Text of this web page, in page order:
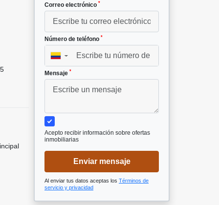
Correo electrónico *
Número de teléfono *
▼
Mensaje *
Acepto recibir información sobre ofertas
inmobiliarias
Enviar mensaje
Al enviar tus datos aceptas los Términos de
servicio y privacidad